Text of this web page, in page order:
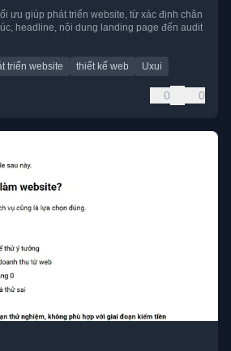
ưu giúp phát triển website, từ xác định chân
headline, nội dung landing page đến audit
triển website thiết kế web Uxui
0 0